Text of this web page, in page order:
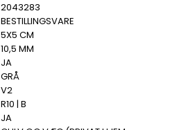
2043283
BESTILLINGSVARE
5X5 CM
10,5 MM
JA
GRÅ
V2
R10 | B
JA